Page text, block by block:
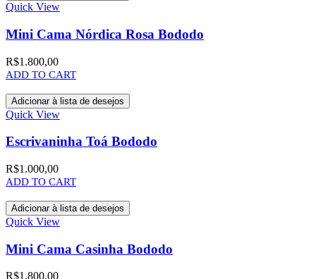
Quick View
Mini Cama Nórdica Rosa Bododo
R$1.800,00
ADD TO CART
Adicionar à lista de desejos
Quick View
Escrivaninha Toá Bododo
R$1.000,00
ADD TO CART
Adicionar à lista de desejos
Quick View
Mini Cama Casinha Bododo
R$1.800,00